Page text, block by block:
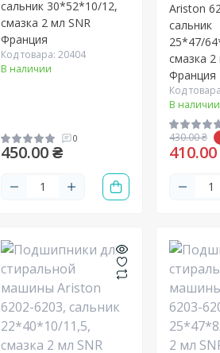
сальник 30*52*10/12,
смазка 2 мл SNR
Франция
Код товара: 20404
В наличии
0
450.00 ₴
Ariston
сальник
25*47/
смазка 2
Франция
Код
В наличии
430.00 ₴